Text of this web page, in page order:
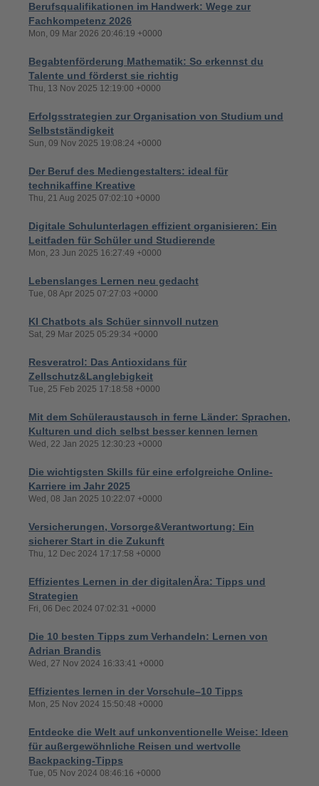
Berufsqualifikationen im Handwerk: Wege zur
Fachkompetenz 2026
Mon, 09 Mar 2026 20:46:19 +0000
Begabtenförderung Mathematik: So erkennst du
Talente und förderst sie richtig
Thu, 13 Nov 2025 12:19:00 +0000
Erfolgsstrategien zur Organisation von Studium und
Selbstständigkeit
Sun, 09 Nov 2025 19:08:24 +0000
Der Beruf des Mediengestalters: ideal für
technikaffine Kreative
Thu, 21 Aug 2025 07:02:10 +0000
Digitale Schulunterlagen effizient organisieren: Ein
Leitfaden für Schüler und Studierende
Mon, 23 Jun 2025 16:27:49 +0000
Lebenslanges Lernen neu gedacht
Tue, 08 Apr 2025 07:27:03 +0000
KI Chatbots als Schüer sinnvoll nutzen
Sat, 29 Mar 2025 05:29:34 +0000
Resveratrol: Das Antioxidans für
Zellschutz&Langlebigkeit
Tue, 25 Feb 2025 17:18:58 +0000
Mit dem Schüleraustausch in ferne Länder: Sprachen,
Kulturen und dich selbst besser kennen lernen
Wed, 22 Jan 2025 12:30:23 +0000
Die wichtigsten Skills für eine erfolgreiche Online-
Karriere im Jahr 2025
Wed, 08 Jan 2025 10:22:07 +0000
Versicherungen, Vorsorge&Verantwortung: Ein
sicherer Start in die Zukunft
Thu, 12 Dec 2024 17:17:58 +0000
Effizientes Lernen in der digitalenÄra: Tipps und
Strategien
Fri, 06 Dec 2024 07:02:31 +0000
Die 10 besten Tipps zum Verhandeln: Lernen von
Adrian Brandis
Wed, 27 Nov 2024 16:33:41 +0000
Effizientes lernen in der Vorschule–10 Tipps
Mon, 25 Nov 2024 15:50:48 +0000
Entdecke die Welt auf unkonventionelle Weise: Ideen
für außergewöhnliche Reisen und wertvolle
Backpacking-Tipps
Tue, 05 Nov 2024 08:46:16 +0000